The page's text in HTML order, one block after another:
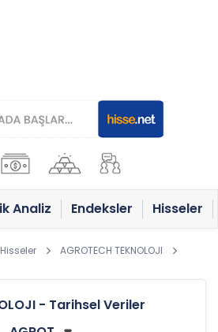
Analiz Endeksler Hisseler
Hisseler AGROTECH TEKNOLOJI
- Tarihsel Veriler